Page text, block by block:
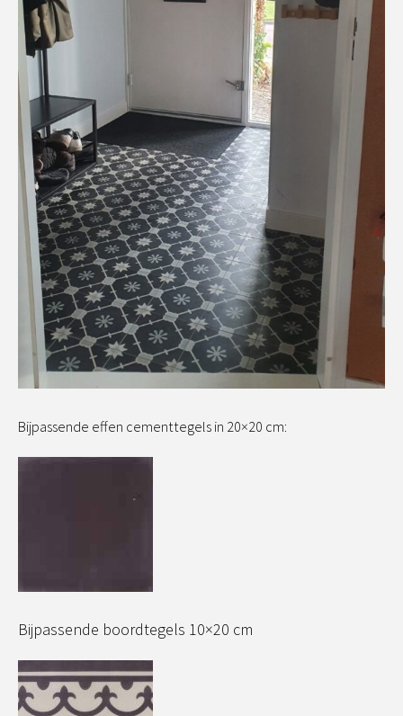
Bijpassende effen cementtegels in 20×20 cm:
Bijpassende boordtegels 10×20 cm